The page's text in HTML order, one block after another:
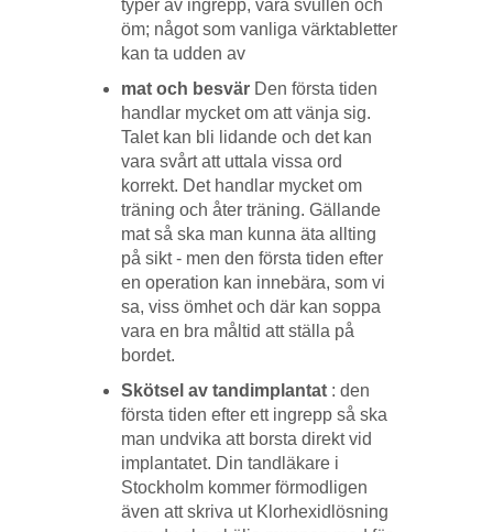
typer av ingrepp, vara svullen och
öm; något som vanliga värktabletter
kan ta udden av
mat och besvär Den första tiden
handlar mycket om att vänja sig.
Talet kan bli lidande och det kan
vara svårt att uttala vissa ord
korrekt. Det handlar mycket om
träning och åter träning. Gällande
mat så ska man kunna äta allting
på sikt - men den första tiden efter
en operation kan innebära, som vi
sa, viss ömhet och där kan soppa
vara en bra måltid att ställa på
bordet.
Skötsel av tandimplantat : den
första tiden efter ett ingrepp så ska
man undvika att borsta direkt vid
implantatet. Din tandläkare i
Stockholm kommer förmodligen
även att skriva ut Klorhexidlösning